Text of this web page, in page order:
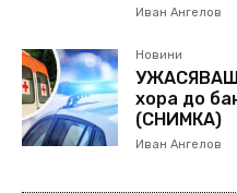
Иван Ангелов
Новини
хора до
(СНИМКА)
Иван Ангелов